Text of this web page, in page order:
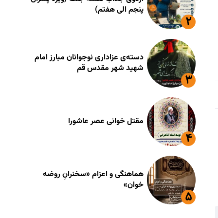
پنجم الی هفتم)
دسته‌ی عزاداری نوجوانان مبارز امام
شهید شهر مقدس قم
مقتل خوانی عصر عاشورا
هماهنگی و اعزام «سخنرانِ روضه
خوان»